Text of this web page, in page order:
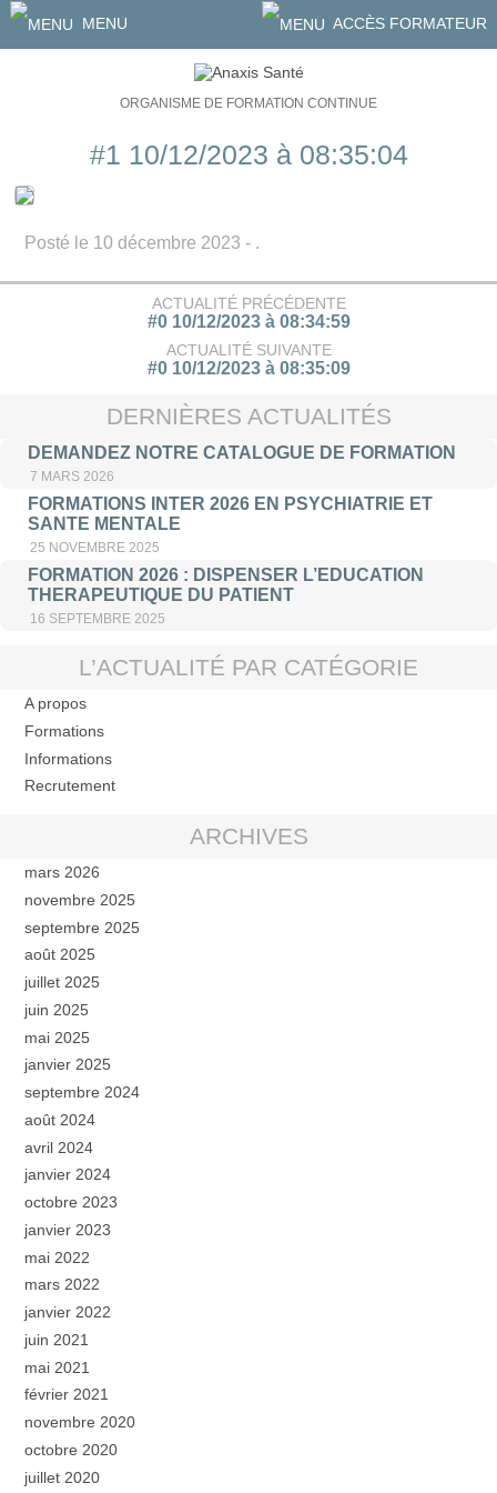
MENU ACCÈS FORMATEUR
ORGANISME DE FORMATION CONTINUE
#1 10/12/2023 à 08:35:04
Posté le 10 décembre 2023 - .
ACTUALITÉ PRÉCÉDENTE
#0 10/12/2023 à 08:34:59
ACTUALITÉ SUIVANTE
#0 10/12/2023 à 08:35:09
DERNIÈRES ACTUALITÉS
DEMANDEZ NOTRE CATALOGUE DE FORMATION
7 MARS 2026
FORMATIONS INTER 2026 EN PSYCHIATRIE ET
SANTE MENTALE
25 NOVEMBRE 2025
FORMATION 2026 : DISPENSER L’EDUCATION
THERAPEUTIQUE DU PATIENT
16 SEPTEMBRE 2025
L’ACTUALITÉ PAR CATÉGORIE
A propos
Formations
Informations
Recrutement
ARCHIVES
mars 2026
novembre 2025
septembre 2025
août 2025
juillet 2025
juin 2025
mai 2025
janvier 2025
septembre 2024
août 2024
avril 2024
janvier 2024
octobre 2023
janvier 2023
mai 2022
mars 2022
janvier 2022
juin 2021
mai 2021
février 2021
novembre 2020
octobre 2020
juillet 2020